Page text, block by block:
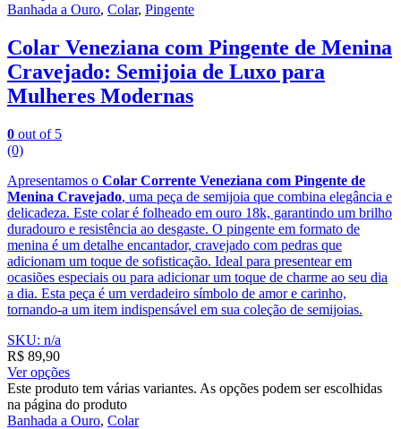
Banhada a Ouro, Colar, Pingente
Colar Veneziana com Pingente de Menina
Cravejado: Semijoia de Luxo para
Mulheres Modernas
0 out of 5
(0)
Apresentamos o Colar Corrente Veneziana com Pingente de
Menina Cravejado, uma peça de semijoia que combina elegância e
delicadeza. Este colar é folheado em ouro 18k, garantindo um brilho
duradouro e resistência ao desgaste. O pingente em formato de
menina é um detalhe encantador, cravejado com pedras que
adicionam um toque de sofisticação. Ideal para presentear em
ocasiões especiais ou para adicionar um toque de charme ao seu dia
a dia. Esta peça é um verdadeiro símbolo de amor e carinho,
tornando-a um item indispensável em sua coleção de semijoias.
SKU: n/a
R$ 89,90
Ver opções
Este produto tem várias variantes. As opções podem ser escolhidas
na página do produto
Banhada a Ouro, Colar